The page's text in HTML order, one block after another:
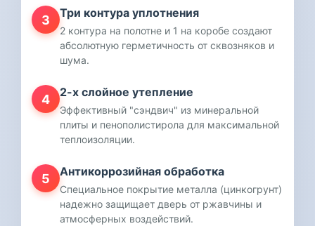
3 Три контура уплотнения
2 контура на полотне и 1 на коробе создают
абсолютную герметичность от сквозняков и
шума.
4 2-х слойное утепление
Эффективный "сэндвич" из минеральной
плиты и пенополистирола для максимальной
теплоизоляции.
5 Антикоррозийная обработка
Специальное покрытие металла (цинкогрунт)
надежно защищает дверь от ржавчины и
атмосферных воздействий.